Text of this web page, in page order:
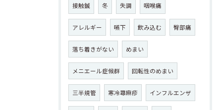
接触鍼 冬 失調 咽喉痛
アレルギー 嚥下 飲み込む 臀部痛
落ち着きがない めまい
メニエール症候群 回転性のめまい
三半規管 寒冷蕁麻疹 インフルエンザ